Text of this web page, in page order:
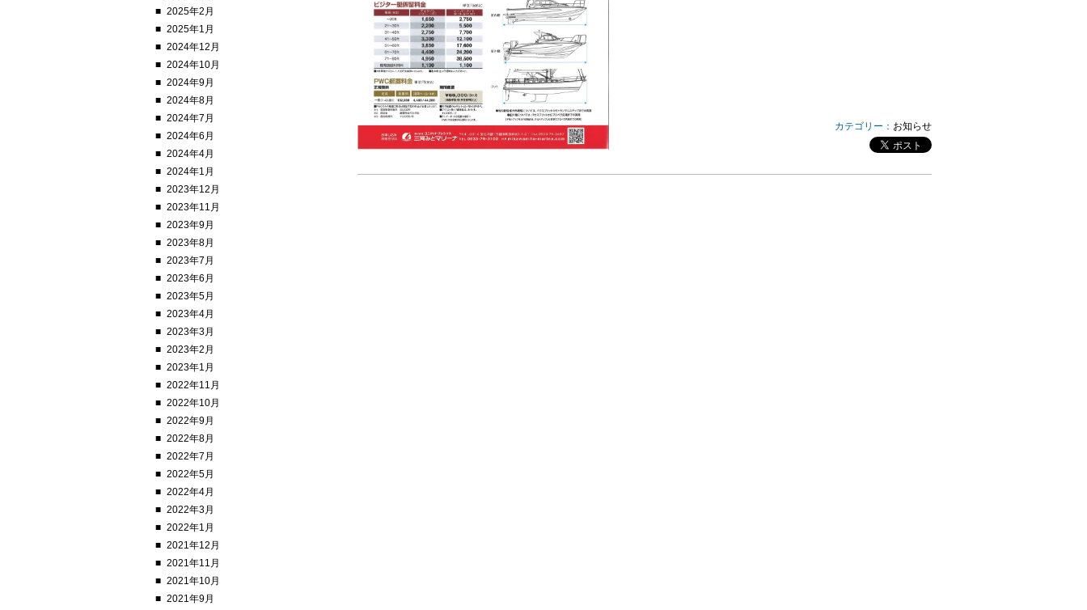
カテゴリー： お知らせ
2025年2月
2025年1月
2024年12月
2024年10月
2024年9月
2024年8月
2024年7月
2024年6月
2024年4月
2024年1月
2023年12月
2023年11月
2023年9月
2023年8月
2023年7月
2023年6月
2023年5月
2023年4月
2023年3月
2023年2月
2023年1月
2022年11月
2022年10月
2022年9月
2022年8月
2022年7月
2022年5月
2022年4月
2022年3月
2022年1月
2021年12月
2021年11月
2021年10月
2021年9月